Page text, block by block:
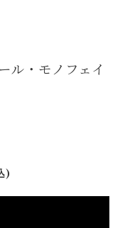
ル・モノフェイ
)